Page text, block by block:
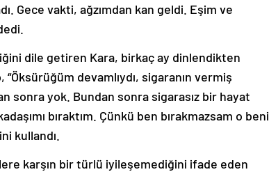
Gece vakti, ağzımdan kan geldi. Eşim ve
dile getiren Kara, birkaç ay dinlendikten
devamlıydı, sigaranın vermiş
sonra yok. Bundan sonra sigarasız bir hayat
bıraktım. Çünkü ben bırakmazsam o beni
kullandı.
karşın bir türlü iyileşemediğini ifade eden